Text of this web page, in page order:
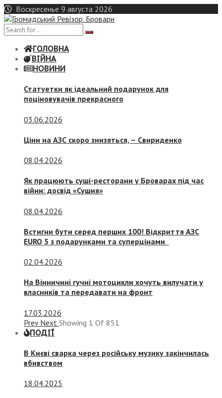
Skip
to
content
Воскресенье 9 августа 2026
ГОЛОВНА
ВІЙНА
НОВИНИ
Статуетки як ідеальний подарунок для
поціновувачів прекрасного
03.06.2026
Ціни на АЗС скоро знизяться, – Свириденко
08.04.2026
Як працюють суші-ресторани у Броварах під час
війни: досвід «Сушия»
08.04.2026
Встигни бути серед перших 100! Відкриття АЗС
EURO 5 з подарунками та суперцінами
02.04.2026
На Вінничині гучні мотоцикли хочуть вилучати у
власників та передавати на фронт
17.03.2026
Prev Next Showing 1 Of 851
ПОДІЇ
В Києві сварка через російську музику закінчилась
вбивством
18.04.2025